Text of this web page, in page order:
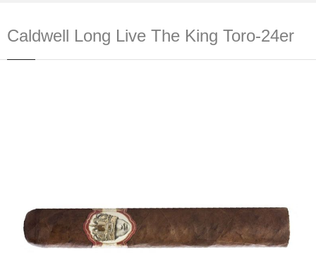
Caldwell Long Live The King Toro-24er